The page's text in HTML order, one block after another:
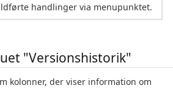
handlinger via menupunktet.
"Versionshistorik"
kolonner, der viser information om